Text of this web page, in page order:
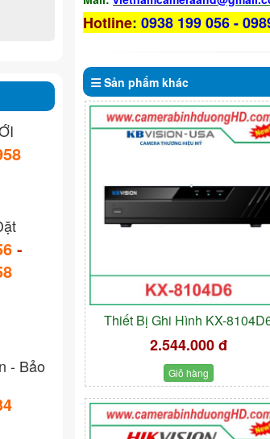
Hotline: 0938 199 056 -
Sản phẩm khác
Thiết Bị Ghi Hình KX-
2.544.000 đ
Giỏ hàng
-
- Bảo